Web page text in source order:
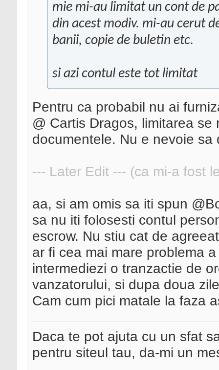
mie mi-au limitat un cont de
din acest modiv. mi-au cerut
banii, copie de buletin etc.
si azi contul este tot limitat
Pentru ca probabil nu ai
@ Cartis Dragos, limitarea
documentele. Nu e nevoie sa
--- Later Edit --- (ca mi-a fost
aa, si am omis sa iti spun
sa nu iti folosesti contul
escrow. Nu stiu cat de
ar fi cea mai mare problema
intermediezi o tranzactie de
vanzatorului, si dupa doua
Cam cum pici matale la faza
Daca te pot ajuta cu un sfat
pentru siteul tau, da-mi un